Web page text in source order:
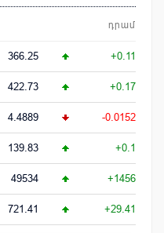
դրամ
366.25 +0.11
422.73 +0.17
4.4889 -0.0152
139.83 +0.1
49534 +1456
721.41 +29.41